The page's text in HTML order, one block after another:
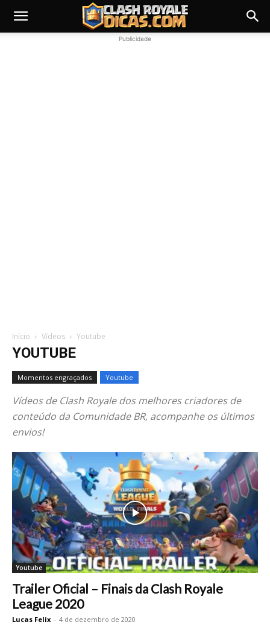
Publicidade
Início Vídeos Youtube
YOUTUBE
Momentos engraçados Youtube
Vídeos de Clash Royale dos melhores criadores de
conteúdo da Comunidade BR, acompanhe os últimos
envios!
Youtube
Trailer Oficial – Finais da Clash Royale
League 2020
Lucas Felix - 4 de dezembro de 2020